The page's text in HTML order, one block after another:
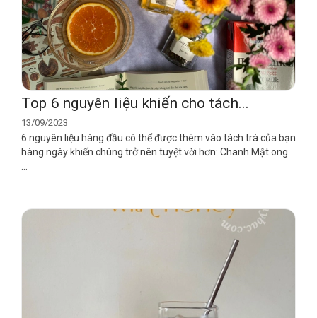
Top 6 nguyên liệu khiến cho tách...
13/09/2023
6 nguyên liệu hàng đầu có thể được thêm vào tách trà của bạn
hàng ngày khiến chúng trở nên tuyệt vời hơn: Chanh Mật ong